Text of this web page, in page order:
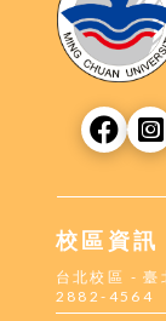
校區資訊
台北校區 -
2882-4564